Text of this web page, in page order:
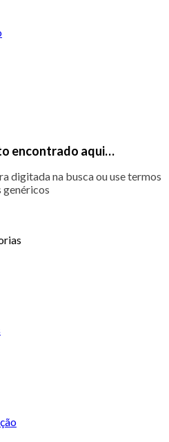
encontrado aqui…
digitada na busca ou use termos
genéricos